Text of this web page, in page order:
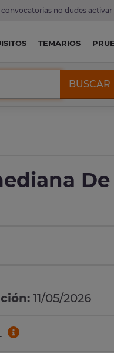
no dudes activar
TEMARIOS
BUSCAR
De
11/05/2026